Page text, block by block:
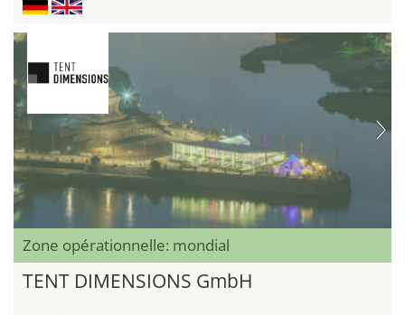
Zone opérationnelle: mondial
TENT DIMENSIONS GmbH